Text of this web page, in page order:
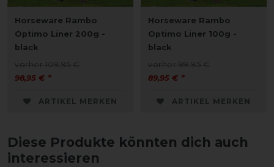
Horseware Rambo
Optimo Liner 200g -
black
vorher 109,95 €
98,95 € *
ARTIKEL MERKEN
Horseware Rambo
Optimo Liner 100g -
black
vorher 99,95 €
89,95 € *
ARTIKEL MERKEN
Diese Produkte könnten dich auch
interessieren